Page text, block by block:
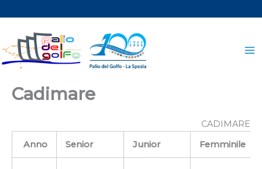
al
contenuto
Cadimare
CADIMARE
Anno
Senior Junior Femminile